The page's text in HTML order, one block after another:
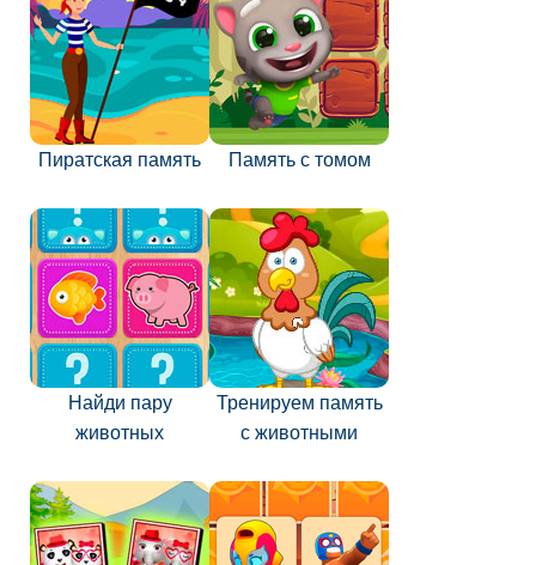
Пиратская память Память с томом
Найди пару
животных
Тренируем память
с животными